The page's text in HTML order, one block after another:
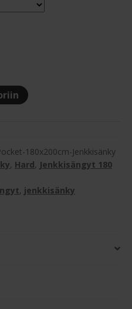
180x200cm-Jenkkisänky
, Hard, Jenkkisängyt 180
, jenkkisänky